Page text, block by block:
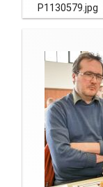
P1130579.jpg